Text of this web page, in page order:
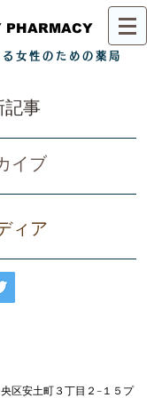
PHARMACY
女性のための薬局
記事
イブ
ィア
区安土町３丁目２−１５ プ